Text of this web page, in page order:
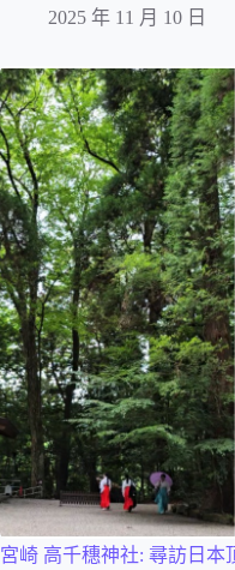
2025 年 11 月 10 日
宮崎 高千穗神社: 尋訪日本